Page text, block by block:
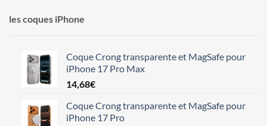
les coques iPhone
Coque Crong transparente et MagSafe pour
iPhone 17 Pro Max
14,68€
Coque Crong transparente et MagSafe pour
iPhone 17 Pro